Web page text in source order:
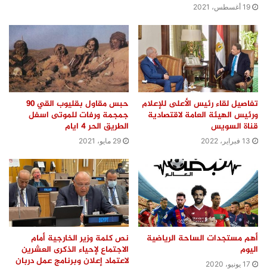
19 أغسطس، 2021
تفاصيل لقاء رئيس الأعلى للإعلام
ورئيس الهيئة العامة لاقتصادية
قناة السويس
13 فبراير، 2022
حبس مقاول بقليوب القي ٩٠
جمجمة ورفات للموتى اسفل
الطريق الحر ٤ ايام
29 مايو، 2021
أهم مستجدات الساحة الرياضية
اليوم
17 يونيو، 2020
نص كلمة وزير الخارجية أمام
الاجتماع لإحياء الذكرى العشرين
لاعتماد إعلان وبرنامج عمل دربان